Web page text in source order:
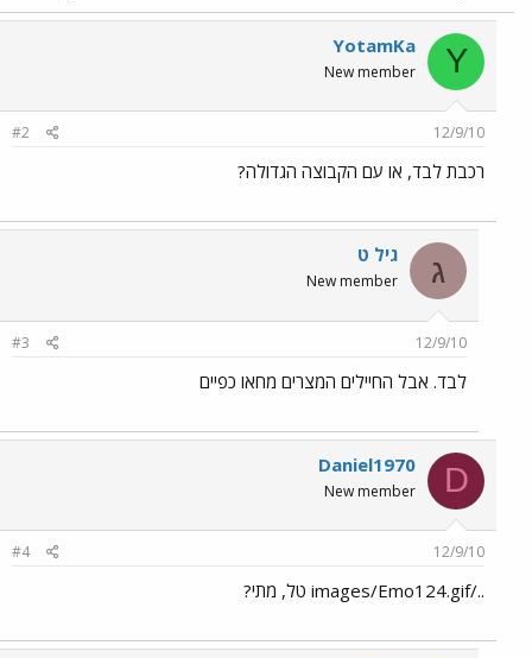
Y
YotamKa
New member
12/9/10
#2
רכבת לבד, או עם הקבוצה הגדולה?
ג גיל ט
New member
12/9/10
#3
לבד. אבל החיילים המצרים מחאו כפיים
D
Daniel1970
New member
12/9/10
#4
../images/Emo124.gif טל, מתי?